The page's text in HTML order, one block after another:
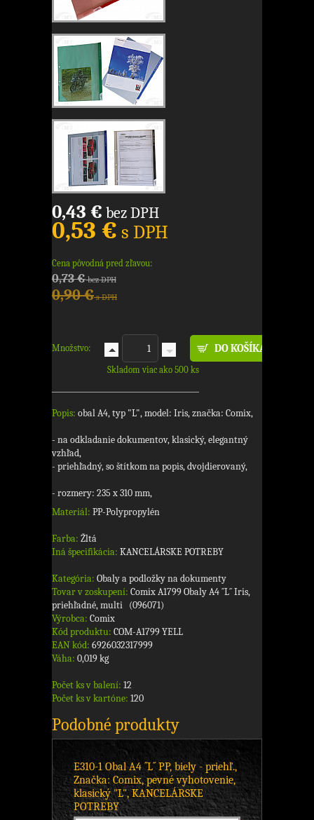
0,43 € bez DPH
0,53 € s DPH
Cena pôvodná pred zľavou:
0,73 €bez DPH
0,90 €s DPH
Množstvo:
Skladom viac ako 500 ks
Popis: obal A4, typ "L", model: Iris, značka: Comix,
- na odkladanie dokumentov, klasický, elegantný
vzhľad,
- priehľadný, so štítkom na popis, dvojdierovaný,
- rozmery: 235 x 310 mm,
Materiál: PP-Polypropylén
Farba: Žltá
Iná špecifikácia: KANCELÁRSKE POTREBY
Kategória: Obaly a podložky na dokumenty
Tovar v zoskupení: Comix A1799 Obaly A4 ´´L´´ Iris,
priehľadné, multi (096071)
Výrobca: Comix
Kód produktu: COM-A1799 YELL
EAN kód: 6926032317999
Váha: 0,019 kg
Počet ks v balení: 12
Počet ks v kartóne: 120
Podobné produkty
E310-1 Obal A4 ´´L´´ PP, biely - priehľ.,
Značka: Comix, pevné vyhotovenie,
klasický "L", KANCELÁRSKE
POTREBY